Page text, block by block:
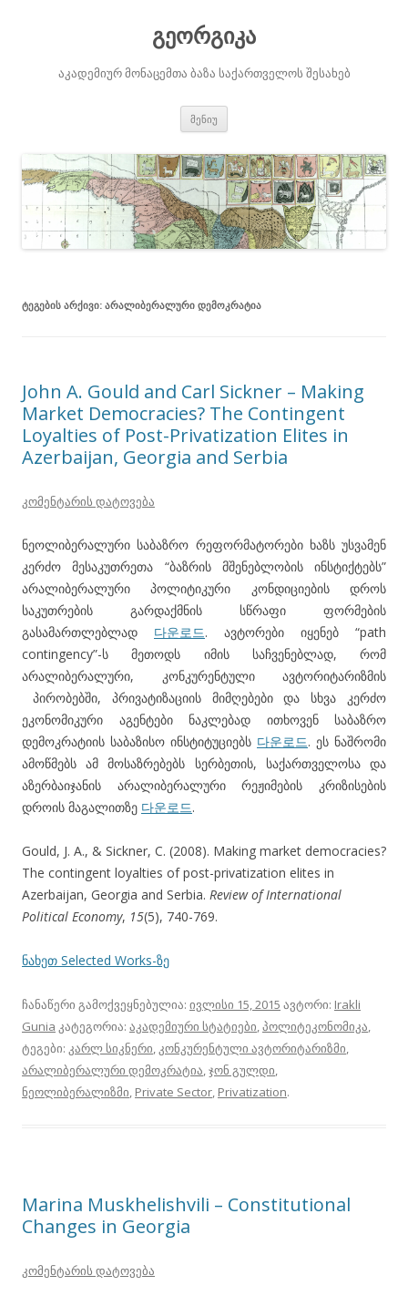
გეორგიკა
აკადემიურ მონაცემთა ბაზა საქართველოს შესახებ
მენიუ
ᲢᲔᲒᲔᲑᲘᲡ ᲐᲠᲥᲘᲕᲘ: ᲐᲠᲐᲚᲘᲑᲔᲠᲐᲚᲣᲠᲘ ᲓᲔᲛᲝᲙᲠᲐᲢᲘᲐ
John A. Gould and Carl Sickner – Making
Market Democracies? The Contingent
Loyalties of Post-Privatization Elites in
Azerbaijan, Georgia and Serbia
კომენტარის დატოვება
ნეოლიბერალური საბაზრო რეფორმატორები ხაზს უსვამენ
კერძო მესაკუთრეთა “ბაზრის მშენებლობის ინსტიქტებს”
არალიბერალური პოლიტიკური კონდიციების დროს
საკუთრების გარდაქმნის სწრაფი ფორმების
გასამართლებლად 다운로드. ავტორები იყენებ “path
contingency”-ს მეთოდს იმის საჩვენებლად, რომ
არალიბერალური, კონკურენტული ავტორიტარიზმის
პირობებში, პრივატიზაციის მიმღებები და სხვა კერძო
ეკონომიკური აგენტები ნაკლებად ითხოვენ საბაზრო
დემოკრატიის საბაზისო ინსტიტუციებს 다운로드. ეს ნაშრომი
ამოწმებს ამ მოსაზრებებს სერბეთის, საქართველოსა და
აზერბაიჯანის არალიბერალური რეჟიმების კრიზისების
დროის მაგალითზე 다운로드.
Gould, J. A., & Sickner, C. (2008). Making market democracies?
The contingent loyalties of post-privatization elites in
Azerbaijan, Georgia and Serbia. Review of International
Political Economy, 15(5), 740-769.
ნახეთ Selected Works-ზე
ჩანაწერი გამოქვეყნებულია: ივლისი 15, 2015 ავტორი: Irakli
Gunia კატეგორია: აკადემიური სტატიები,პოლიტეკონომიკა,
ტეგები: კარლ სიკნერი,კონკურენტული ავტორიტარიზმი,
არალიბერალური დემოკრატია,ჯონ გულდი,
ნეოლიბერალიზმი, Private Sector, Privatization.
Marina Muskhelishvili – Constitutional
Changes in Georgia
კომენტარის დატოვება